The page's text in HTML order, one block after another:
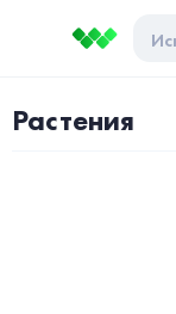
Растения